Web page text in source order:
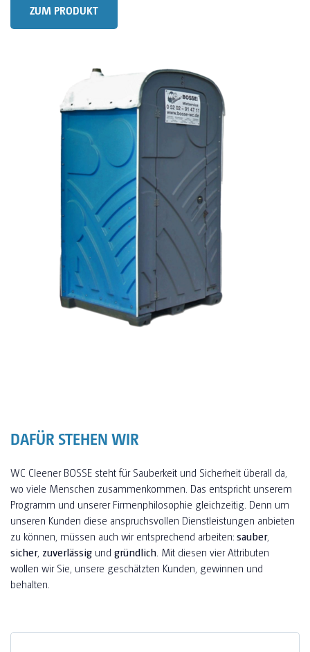
ZUM PRODUKT
DAFÜR STEHEN WIR
WC Cleener BOSSE steht für Sauberkeit und Sicherheit überall da,
wo viele Menschen zusammenkommen. Das entspricht unserem
Programm und unserer Firmenphilosophie gleichzeitig. Denn um
unseren Kunden diese anspruchsvollen Dienstleistungen anbieten
zu können, müssen auch wir entsprechend arbeiten:sauber,
sicher, zuverlässig und gründlich . Mit diesen vier Attributen
wollen wir Sie, unsere geschätzten Kunden, gewinnen und
behalten.